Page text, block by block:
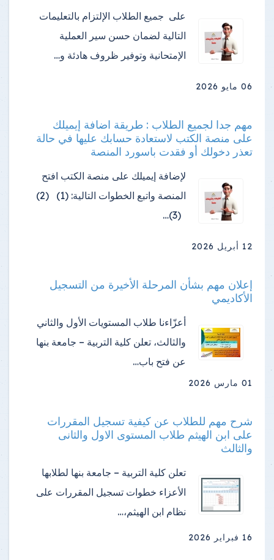
على جميع الطلاب الإلتزام بالتعليمات
التالية لضمان حسن سير العملية
الإمتحانية وتوفير ظروف هادئة و…
06 مايو 2026
مهم جدا لجميع الطلاب : طريقة اضافة إيميلك
على منصة الكتب لاستعادة حسابك عليها في حالة
تعذر دخولك أو فقدت باسورد المنصة
لإضافة إيميلك على منصة الكتب افتح
المنصة واتبع الخطوات التالية: (1) (2)
(3)…
12 أبريل 2026
إعلان مهم بشأن المرحلة الأخيرة من التسجيل
الأكاديمي
أعزّاءنا طلاب المستويات الأول والثاني
والثالث، تعلن كلية التربية – جامعة بنها
عن فتح باب…
01 مارس 2026
شرح مهم للطلاب عن كيفية تسجيل المقررات
على ابن الهيثم طلاب المستوى الاول والثانى
والثالث
تعلن كلية التربية – جامعة بنها لطلابها
الأعزاء خطوات تسجيل المقررات على
نظام ابن الهيثم،…
16 فبراير 2026